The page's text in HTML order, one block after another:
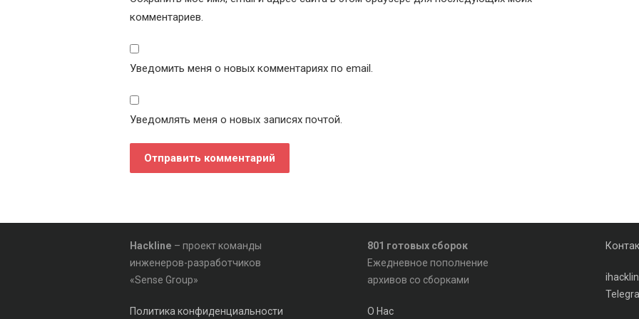
комментариев.
Уведомить меня о новых комментариях по email.
Уведомлять меня о новых записях почтой.
Hackline – проект команды
инженеров-разработчиков
«Sense Group»
Политика конфиденциальности
801 готовых сборок
Ежедневное пополнение
архивов со сборками
О Нас